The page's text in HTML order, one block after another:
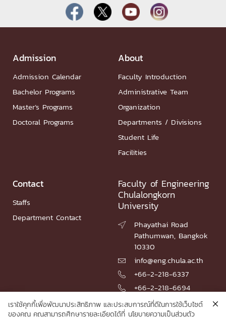
Admission
Admission Calendar
Bachelor Programs
Master’s Programs
Doctoral Programs
About
Faculty Introduction
Administrative Team
Organization
Departments / Divisions
Student Life
Facilities
Contact
Staffs
Department Contact
Faculty of Engineering
Chulalongkorn
University

Phayathai Road
Pathumwan, Bangkok
10330
 info@eng.chula.ac.th
 +66-2-218-6337
 +66-2-218-6694
เราใช้คุกกี้เพื่อพัฒนาประสิทธิภาพ และประสบการณ์ที่ดีในการใช้เว็บไซต์
ของคุณ คุณสามารถศึกษารายละเอียดได้ที่ นโยบายความเป็นส่วนตัว